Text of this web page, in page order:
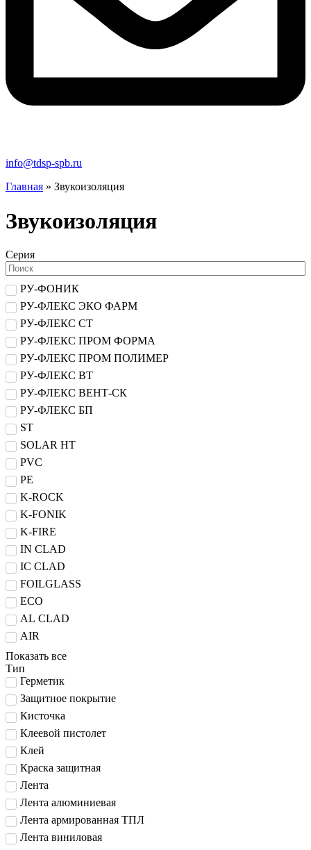
info@tdsp-spb.ru
Главная » Звукоизоляция
Звукоизоляция
Серия
РУ-ФОНИК
РУ-ФЛЕКС ЭКО ФАРМ
РУ-ФЛЕКС СТ
РУ-ФЛЕКС ПРОМ ФОРМА
РУ-ФЛЕКС ПРОМ ПОЛИМЕР
РУ-ФЛЕКС ВТ
РУ-ФЛЕКС ВЕНТ-СК
РУ-ФЛЕКС БП
ST
SOLAR HT
PVC
PE
K-ROCK
K-FONIK
K-FIRE
IN CLAD
IC CLAD
FOILGLASS
ECO
AL CLAD
AIR
Показать все
Тип
Герметик
Защитное покрытие
Кисточка
Клеевой пистолет
Клей
Краска защитная
Лента
Лента алюминиевая
Лента армированная ТПЛ
Лента виниловая